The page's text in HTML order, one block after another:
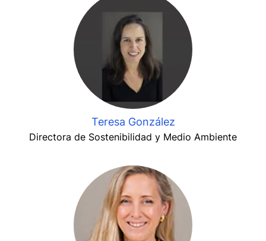
Teresa González
Directora de Sostenibilidad y Medio Ambiente